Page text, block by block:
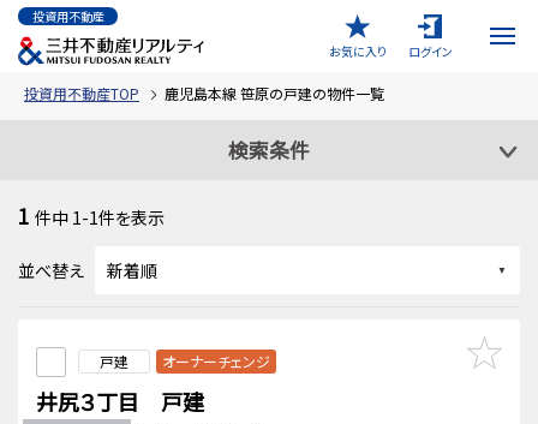
投資用不動産
お気に入り
ログイン
投資用不動産TOP 鹿児島本線 笹原の戸建の物件一覧
検索条件
1 件中 1-1件を表示
並べ替え
戸建 オーナーチェンジ
井尻３丁目 戸建